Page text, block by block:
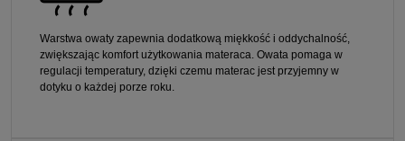
Warstwa owaty zapewnia dodatkową miękkość i oddychalność,
zwiększając komfort użytkowania materaca. Owata pomaga w
regulacji temperatury, dzięki czemu materac jest przyjemny w
dotyku o każdej porze roku.